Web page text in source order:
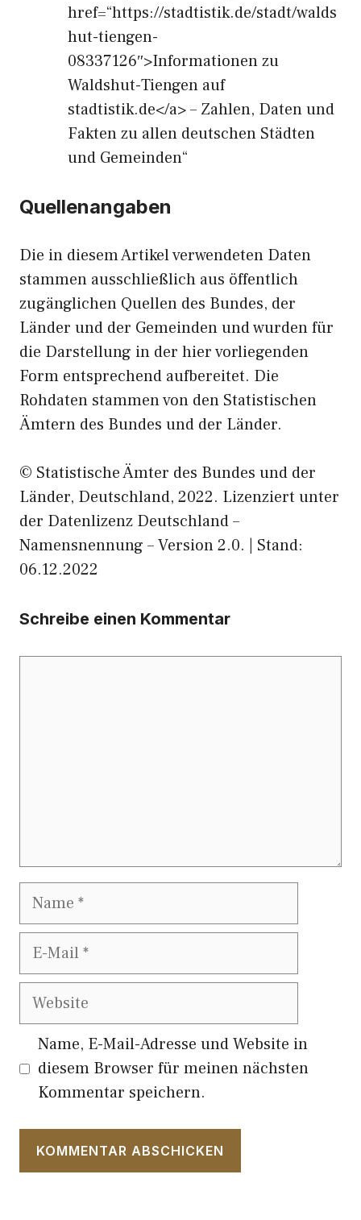
href=“https://stadtistik.de/stadt/walds
hut-tiengen-
08337126″>Informationen zu
Waldshut-Tiengen auf
stadtistik.de</a> – Zahlen, Daten und
Fakten zu allen deutschen Städten
und Gemeinden“
Quellenangaben
Die in diesem Artikel verwendeten Daten
stammen ausschließlich aus öffentlich
zugänglichen Quellen des Bundes, der
Länder und der Gemeinden und wurden für
die Darstellung in der hier vorliegenden
Form entsprechend aufbereitet. Die
Rohdaten stammen von den Statistischen
Ämtern des Bundes und der Länder.
© Statistische Ämter des Bundes und der
Länder, Deutschland, 2022. Lizenziert unter
der Datenlizenz Deutschland –
Namensnennung – Version 2.0. | Stand:
06.12.2022
Schreibe einen Kommentar
Name
E-
Website
Name, E-Mail-Adresse und Website in
diesem Browser für meinen nächsten
Kommentar speichern.